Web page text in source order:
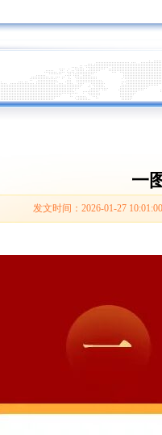
一
发文时间：2026-01-27 10:01:00